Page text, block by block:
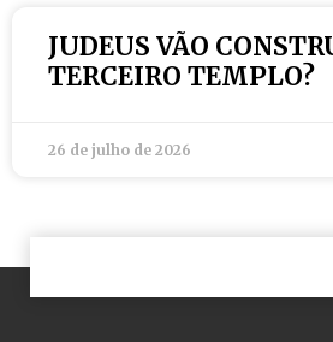
JUDEUS VÃO
TERCEIRO TEMPLO?
26 de julho de 2026